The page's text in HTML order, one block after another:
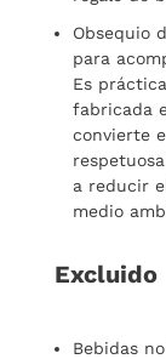
Obsequio
para
Es
fabricada
convierte
a reducir
medio
Excluido
Bebidas